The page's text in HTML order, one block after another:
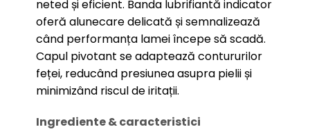
neted și eficient. Banda lubrifiantă indicator
oferă alunecare delicată și semnalizează
când performanța lamei începe să scadă.
Capul pivotant se adaptează contururilor
feței, reducând presiunea asupra pielii și
minimizând riscul de iritații.
Ingrediente & caracteristici